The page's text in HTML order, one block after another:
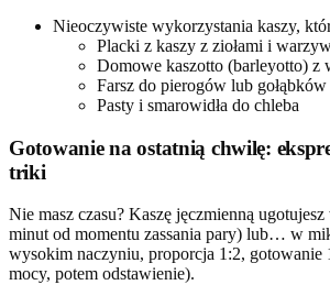
Nieoczywiste wykorzystania kaszy,
Placki z kaszy z ziołami i
Domowe kaszotto (barleyotto) z
Farsz do pierogów lub gołąbków
Pasty i smarowidła do chleba
Gotowanie na ostatnią chwilę:
triki
Nie masz czasu? Kaszę jęczmienną
minut od momentu zassania pary) lub… w
wysokim naczyniu, proporcja 1:2, gotowanie
mocy, potem odstawienie).